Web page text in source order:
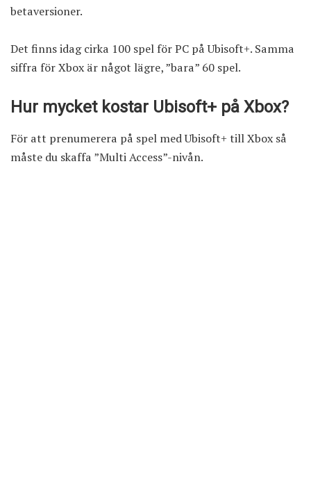
betaversioner.
Det finns idag cirka 100 spel för PC på Ubisoft+. Samma
siffra för Xbox är något lägre, ”bara” 60 spel.
Hur mycket kostar Ubisoft+ på Xbox?
För att prenumerera på spel med Ubisoft+ till Xbox så
måste du skaffa ”Multi Access”-nivån.